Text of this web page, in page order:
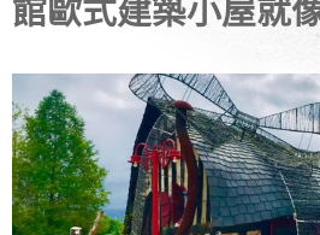
館歐式建築小屋就